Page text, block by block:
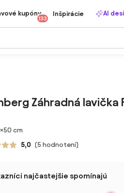
kupóny
133
Inšpirácie AI
Záhradná lavička
cm
5,0 (5 hodnotení)
najčastejšie spomínajú